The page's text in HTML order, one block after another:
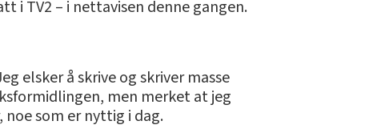
i TV2 – i nettavisen denne gangen.
elsker å skrive og skriver masse
men merket at jeg
som er nyttig i dag.